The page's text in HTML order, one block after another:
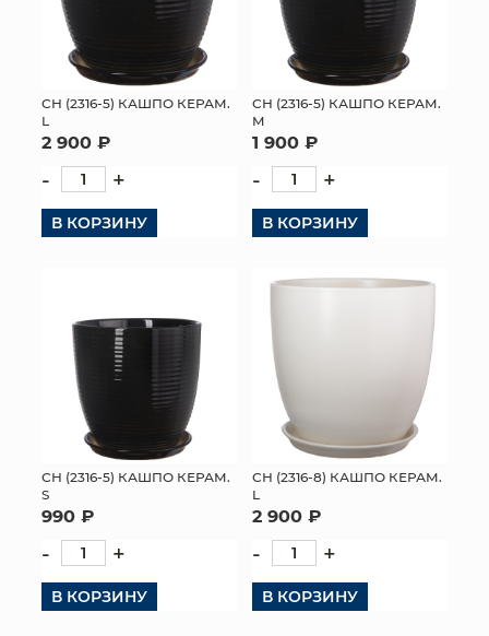
СН (2316-5) КАШПО КЕРАМ.
L
2 900 ₽
- +
В КОРЗИНУ
СН (2316-5) КАШПО КЕРАМ.
M
1 900 ₽
- +
В КОРЗИНУ
СН (2316-5) КАШПО КЕРАМ.
S
990 ₽
- +
В КОРЗИНУ
СН (2316-8) КАШПО КЕРАМ.
L
2 900 ₽
- +
В КОРЗИНУ